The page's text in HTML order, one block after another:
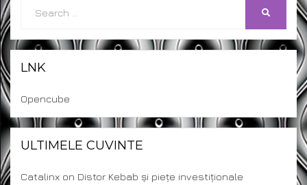
SEARCH
LNK
Opencube
ULTIMELE CUVINTE
Catalinx on Distor Kebab și piețe investiționale